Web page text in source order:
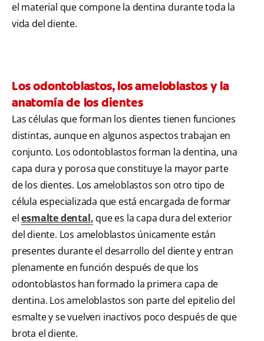
el material que compone la dentina durante toda la
vida del diente.
Los odontoblastos, los ameloblastos y la
anatomía de los dientes
Las células que forman los dientes tienen funciones
distintas, aunque en algunos aspectos trabajan en
conjunto. Los odontoblastos forman la dentina, una
capa dura y porosa que constituye la mayor parte
de los dientes. Los ameloblastos son otro tipo de
célula especializada que está encargada de formar
elesmalte dental, que es la capa dura del exterior
del diente. Los ameloblastos únicamente están
presentes durante el desarrollo del diente y entran
plenamente en función después de que los
odontoblastos han formado la primera capa de
dentina. Los ameloblastos son parte del epitelio del
esmalte y se vuelven inactivos poco después de que
brota el diente.